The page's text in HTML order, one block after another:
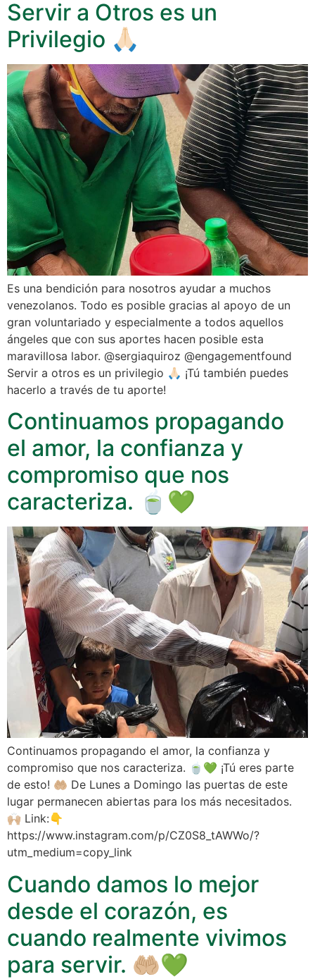
Servir a Otros es un
Privilegio 🙏🏻
Es una bendición para nosotros ayudar a muchos
venezolanos. Todo es posible gracias al apoyo de un
gran voluntariado y especialmente a todos aquellos
ángeles que con sus aportes hacen posible esta
maravillosa labor. @sergiaquiroz @engagementfound
Servir a otros es un privilegio 🙏🏻 ¡Tú también puedes
hacerlo a través de tu aporte!
Continuamos propagando
el amor, la confianza y
compromiso que nos
caracteriza. 🍵💚
Continuamos propagando el amor, la confianza y
compromiso que nos caracteriza. 🍵💚 ¡Tú eres parte
de esto! 🤲🏼 De Lunes a Domingo las puertas de este
lugar permanecen abiertas para los más necesitados.
🙌🏼 Link:👇
https://www.instagram.com/p/CZ0S8_tAWWo/?
utm_medium=copy_link
Cuando damos lo mejor
desde el corazón, es
cuando realmente vivimos
para servir. 🤲🏼💚